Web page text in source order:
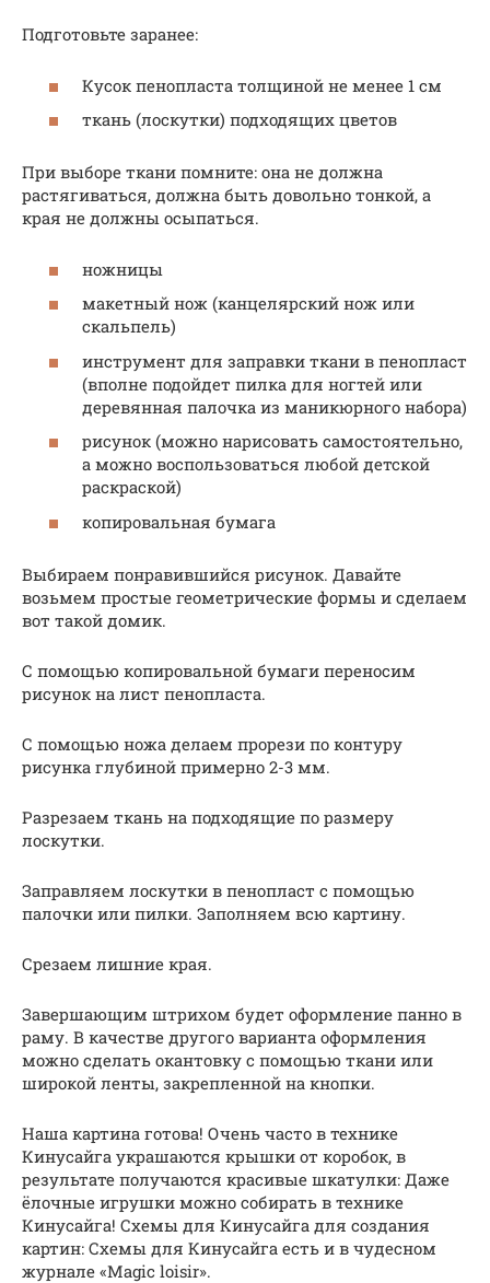
Подготовьте заранее:
Кусок пенопласта толщиной не менее 1 см
ткань (лоскутки) подходящих цветов
При выборе ткани помните: она не должна
растягиваться, должна быть довольно тонкой, а
края не должны осыпаться.
ножницы
макетный нож (канцелярский нож или
скальпель)
инструмент для заправки ткани в пенопласт
(вполне подойдет пилка для ногтей или
деревянная палочка из маникюрного набора)
рисунок (можно нарисовать самостоятельно,
а можно воспользоваться любой детской
раскраской)
копировальная бумага
Выбираем понравившийся рисунок. Давайте
возьмем простые геометрические формы и сделаем
вот такой домик.
С помощью копировальной бумаги переносим
рисунок на лист пенопласта.
С помощью ножа делаем прорези по контуру
рисунка глубиной примерно 2-3 мм.
Разрезаем ткань на подходящие по размеру
лоскутки.
Заправляем лоскутки в пенопласт с помощью
палочки или пилки. Заполняем всю картину.
Срезаем лишние края.
Завершающим штрихом будет оформление панно в
раму. В качестве другого варианта оформления
можно сделать окантовку с помощью ткани или
широкой ленты, закрепленной на кнопки.
Наша картина готова! Очень часто в технике
Кинусайга украшаются крышки от коробок, в
результате получаются красивые шкатулки: Даже
ёлочные игрушки можно собирать в технике
Кинусайга! Схемы для Кинусайга для создания
картин: Схемы для Кинусайга есть и в чудесном
журнале «Magic loisir».